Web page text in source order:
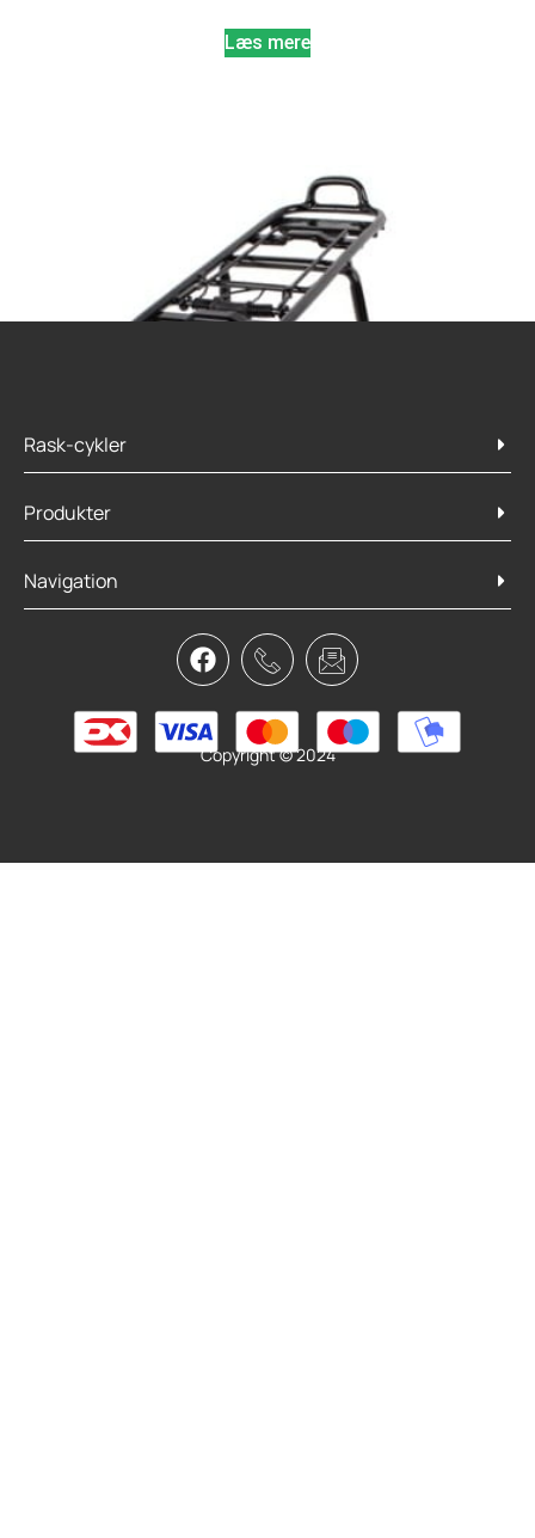
Læs mere
Atran Velo Bagagebærer city Disc sort
299,95kr.
Læs mere
Rask-cykler
Produkter
Navigation
Copyright © 2024